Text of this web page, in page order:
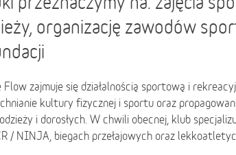
organizację zawodów
zajmuje się działalnością sportową i
kultury fizycznej i sportu oraz
i dorosłych. W chwili obecnej, klub
/ NINJA, biegach przełajowych oraz